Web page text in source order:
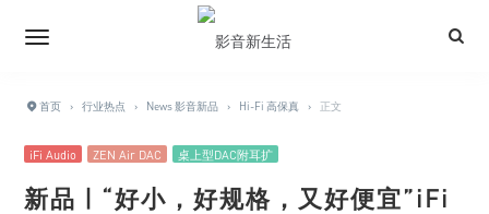
首页 › 行业热点 › News 影音新品 › Hi-Fi 高保真 › 正文
iFi Audio ZEN Air DAC 桌上型DAC附耳扩
新品 | “好小，好规格，又好便宜”iFi